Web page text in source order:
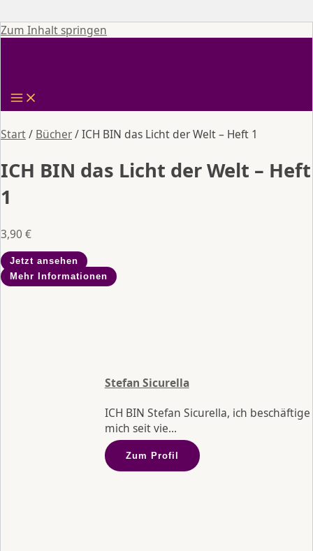
Zum Inhalt springen
Start/ Bücher/ ICH BIN das Licht der Welt – Heft 1
ICH BIN das Licht der Welt – Heft
1
3,90 €
Jetzt ansehen
Mehr Informationen
Stefan Sicurella
ICH BIN Stefan Sicurella, ich beschäftige
mich seit vie...
Zum Profil